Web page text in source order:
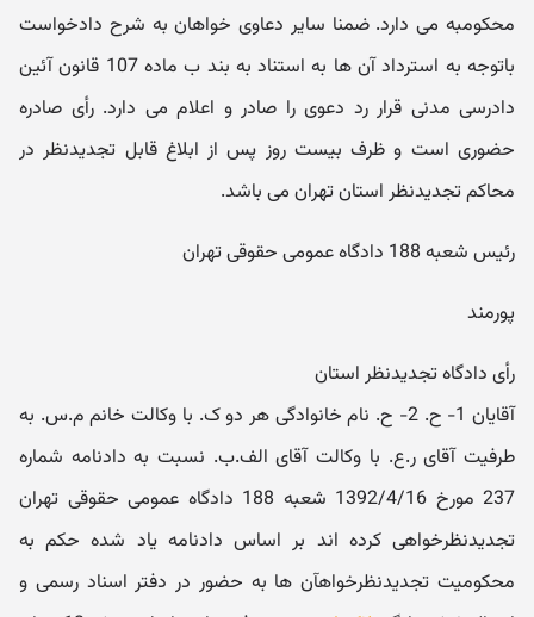
محکوم‬به می دارد. ضمنا سایر دعاوی خواهان به ‬شرح دادخواست
باتوجه به استرداد آن ها به‬ استناد به بند ب ماده 107 قانون آئین
دادرسی مدنی قرار رد دعوی را صادر و اعلام می دارد. رأی صادره
حضوری است و ظرف بیست روز پس از ابلاغ قابل تجدیدنظر در
محاکم تجدیدنظر استان تهران می باشد.
رئیس شعبه 188 دادگاه عمومی حقوقی تهران
پورمند
رأی دادگاه تجدیدنظر استان
آقایان 1- ح. 2- ح. نام خانوادگی هر دو ک. با وکالت خانم م.س. به
طرفیت آقای ر.ع. با وکالت آقای الف.ب. نسبت به دادنامه شماره
237 مورخ 1392/4/16 شعبه 188 دادگاه عمومی حقوقی تهران
تجدیدنظرخواهی کرده اند بر اساس دادنامه یاد شده حکم به
محکومیت تجدیدنظرخواهآن ها به حضور در دفتر اسناد رسمی و